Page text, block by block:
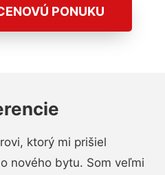
PONUKU
ktorý mi prišiel
nového bytu. Som veľmi